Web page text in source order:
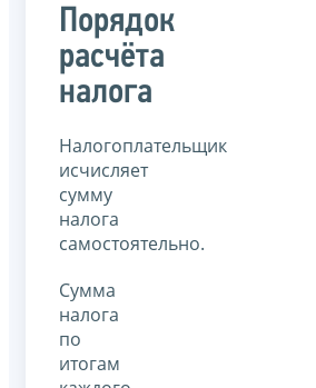
Порядок
расчёта
налога
Налогоплательщик
исчисляет
сумму
налога
самостоятельно.
Сумма
налога
по
итогам